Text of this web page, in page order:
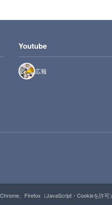
Youtube
広報
、Firefox（JavaScript・Cookieを許可）